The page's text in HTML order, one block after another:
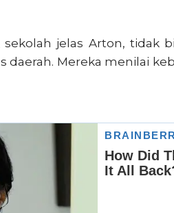
jelas Arton, tidak
daerah. Mereka menilai